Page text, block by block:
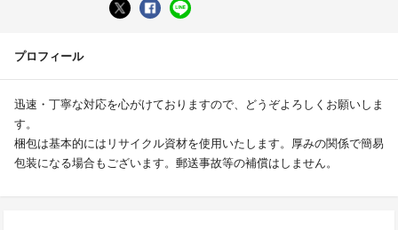
プロフィール
迅速・丁寧な対応を心がけておりますので、どうぞよろしくお願いしま
す。
梱包は基本的にはリサイクル資材を使用いたします。厚みの関係で簡易
包装になる場合もございます。郵送事故等の補償はしません。